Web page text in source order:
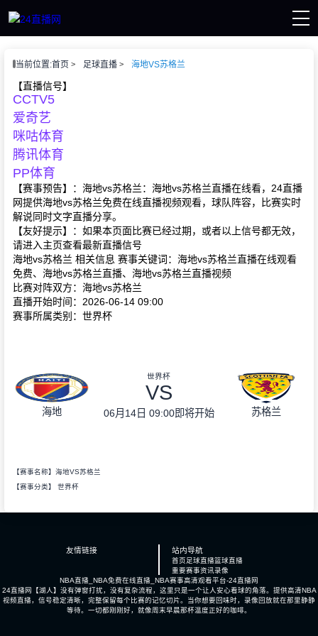
播
事
当前位置:首页 足球直播 海地VS苏格兰
【直播信号】
CCTV5
爱奇艺
咪咕体育
腾讯体育
PP体育
【赛事预告】：海地vs苏格兰：海地vs苏格兰直播在线看，24直播
网提供海地vs苏格兰免费在线直播视频观看，球队阵容，比赛实时
解说同时文字直播分享。
【友好提示】：如果本页面比赛已经过期，或者以上信号都无效，
请进入主页查看最新直播信号
海地vs苏格兰 相关信息 赛事关键词：海地vs苏格兰直播在线观看
免费、海地vs苏格兰直播、海地vs苏格兰直播视频
比赛对阵双方：海地vs苏格兰
直播开始时间：2026-06-14 09:00
赛事所属类别：世界杯
海地
世界杯
VS
06月14日 09:00即将开始 苏格兰
【赛事名称】海地VS苏格兰
【赛事分类】 世界杯
友情链接 站内导航
首页足球直播篮球直播
重要赛事资讯录像
NBA直播_NBA免费在线直播_NBA赛事高清观看平台-24直播网
24直播网【湖人】没有弹窗打扰，没有复杂流程，这里只是一个让人安心看球的角落。提供高清NBA
视频直播，信号稳定清晰，完整保留每个比赛的记忆切片。当你想要回味时，录像回放就在那里静静
等待。一切都刚刚好，就像周末早晨那杯温度正好的咖啡。